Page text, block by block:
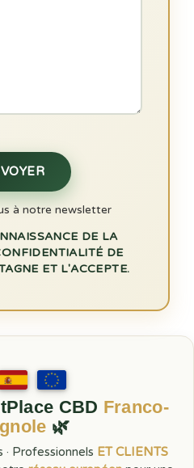
à notre newsletter
DE LA
DE
ET L'ACCEPTE.
CBD Franco-
🌿
· Professionnels ET CLIENTS